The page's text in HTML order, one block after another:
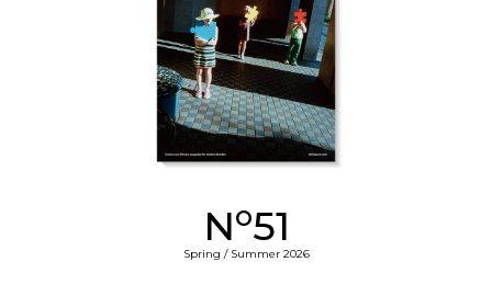
No51
Spring / Summer 2026